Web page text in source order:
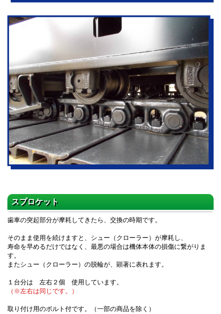
スプロケット
歯車の突起部分が摩耗してきたら、交換の時期です。
そのまま使用を続けますと、シュー（クローラー）が摩耗し、
寿命を早めるだけではなく、最悪の場合は機体本体の損傷に繋がりま
す。
またシュー（クローラー）の脱輪が、顕著に表れます。
１台分は 左右２個 使用しています。
（※左右は同じです。）
取り付け用のボルト付です。（一部の商品を除く）